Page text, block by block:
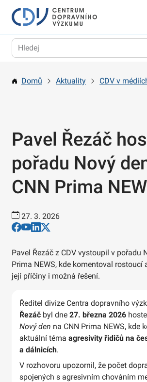
Aktuality
Publikace a služby
Domů Aktuality CDV v
Pavel Řezáč
pořadu Nový
CNN Prima
27. 3. 2026
Pavel Řezáč z CDV vystoupil v pořadu
Prima NEWS, kde komentoval rostoucí
její příčiny i možná řešení.
Ředitel divize Centra dopravního
Řezáč byl dne 27. března 2026
Nový den na CNN Prima NEWS, kde
aktuální téma agresivity řidičů na
a dálnicích.
V rozhovoru upozornil, že počet
spojených s agresivním chováním